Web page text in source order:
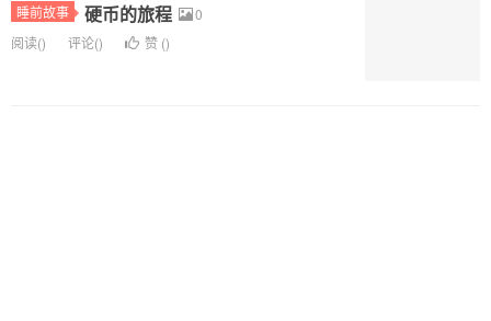
睡前故事 硬币的旅程
0
阅读() 评论() 赞 ()